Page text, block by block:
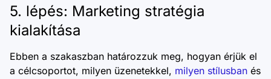
5. lépés: Marketing stratégia
kialakítása
Ebben a szakaszban határozzuk meg, hogyan érjük el
a célcsoportot, milyen üzenetekkel, milyen stílusban és